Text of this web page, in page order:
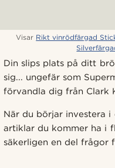
Visar Rikt vinrödfärgad
Din slips plats på ditt
sig... ungefär som
förvandla dig från Clark
När du börjar investera i
artiklar du kommer ha i
säkerligen en del frågor